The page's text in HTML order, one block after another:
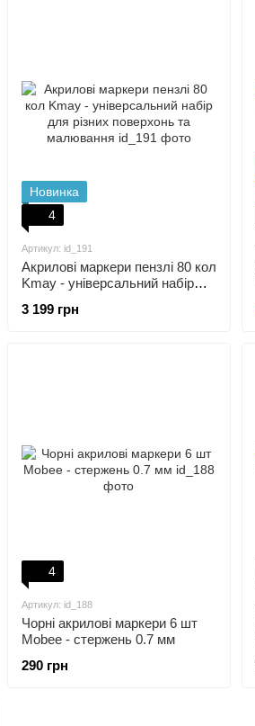
Новинка
4
Артикул: id_191
Акрилові маркери пензлі 80 кол
Kmay - універсальний набір
малювання
3 199 грн
4
Артикул: id_188
Чорні акрилові маркери 6 шт
Mobee - стержень 0.7 мм
290 грн